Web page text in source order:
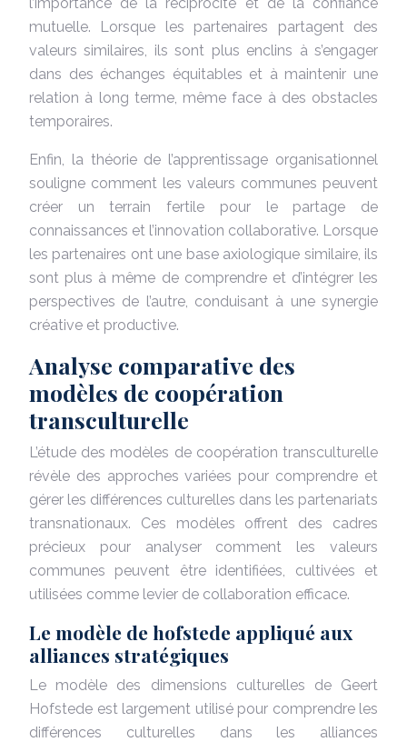
mutuelle. Lorsque les partenaires partagent des
valeurs similaires, ils sont plus enclins à s’engager
dans des échanges équitables et à maintenir une
relation à long terme, même face à des obstacles
temporaires.
Enfin, la théorie de l’apprentissage organisationnel
souligne comment les valeurs communes peuvent
créer un terrain fertile pour le partage de
connaissances et l’innovation collaborative. Lorsque
les partenaires ont une base axiologique similaire, ils
sont plus à même de comprendre et d’intégrer les
perspectives de l’autre, conduisant à une synergie
créative et productive.
Analyse comparative des
modèles de coopération
transculturelle
L’étude des modèles de coopération transculturelle
révèle des approches variées pour comprendre et
gérer les différences culturelles dans les partenariats
transnationaux. Ces modèles offrent des cadres
précieux pour analyser comment les valeurs
communes peuvent être identifiées, cultivées et
utilisées comme levier de collaboration efficace.
Le modèle de hofstede appliqué aux
alliances stratégiques
Le modèle des dimensions culturelles de Geert
Hofstede est largement utilisé pour comprendre les
différences culturelles dans les alliances